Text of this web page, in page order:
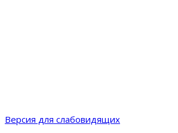
Версия для слабовидящих